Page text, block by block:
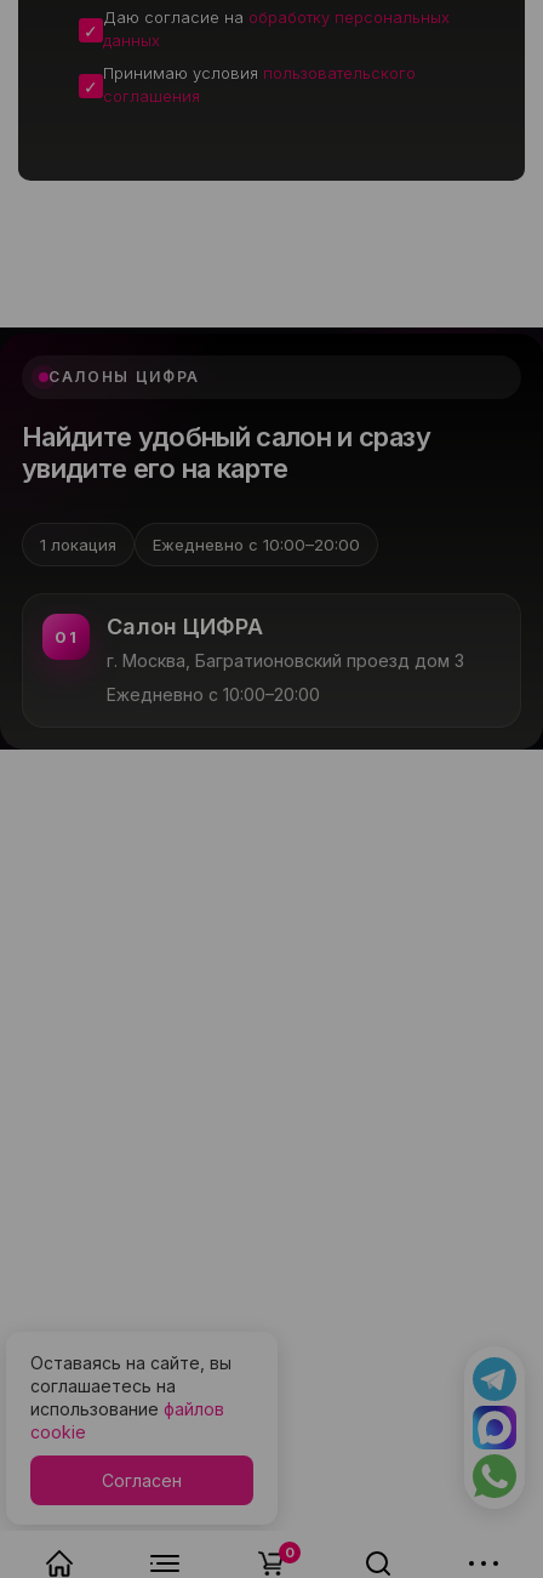
0
Даю согласие на обработку персональных
данных
Принимаю условия пользовательского
соглашения
САЛОНЫ ЦИФРА
Найдите удобный салон и сразу
увидите его на карте
1 локация Ежедневно с 10:00–20:00
01 Салон ЦИФРА
г. Москва, Багратионовский проезд дом 3
Ежедневно с 10:00–20:00
Оставаясь на сайте, вы
соглашаетесь на
использование файлов
cookie
Согласен